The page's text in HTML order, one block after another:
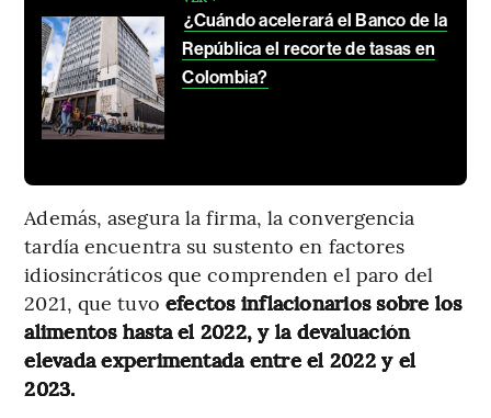
¿Cuándo acelerará el Banco de la
República el recorte de tasas en
Colombia?
Además, asegura la firma, la convergencia
tardía encuentra su sustento en factores
idiosincráticos que comprenden el paro del
2021, que tuvo efectos inflacionarios sobre los
alimentos hasta el 2022, y la devaluación
elevada experimentada entre el 2022 y el
2023.